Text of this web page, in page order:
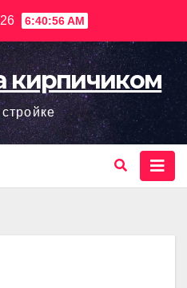
6:40:57 AM
кирпичиком